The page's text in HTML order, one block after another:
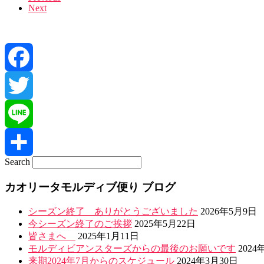
navigation
Next
Facebook
Twitter
Line
Search
カオリータモルディブ便り ブログ
シーズン終了 ありがとうございました 2026年5月9日
今シーズン終了のご挨拶 2025年5月22日
皆さまへ
2025年1月11日
モルディビアンスターズからの最後のお願いです 2024
来期2024年7月からのスケジュール 2024年3月30日